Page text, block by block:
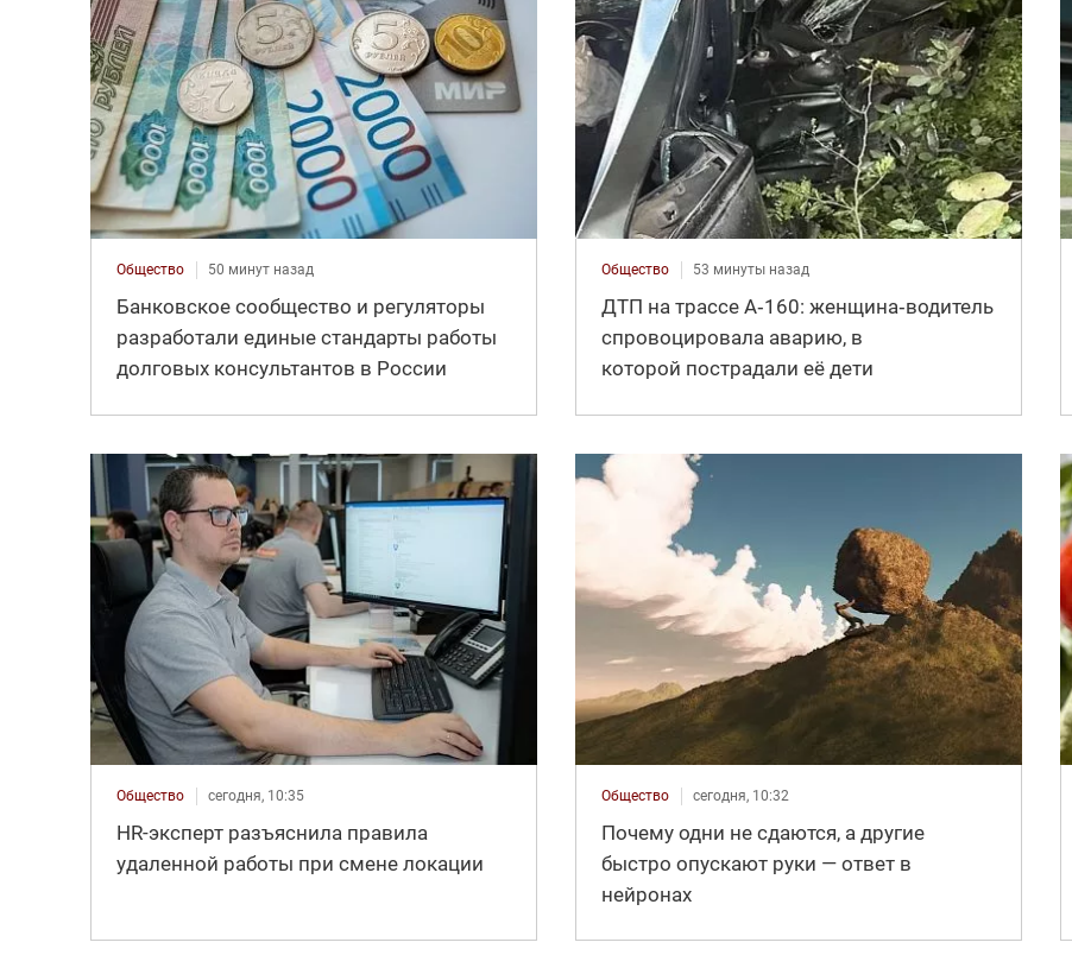
Общество 50 минут назад
Банковское сообщество и регуляторы
разработали единые стандарты работы
долговых консультантов в России
Общество 53 минуты назад
ДТП на трассе А‑160: женщина‑водитель
спровоцировала аварию, в
которой пострадали её дети
Общество сегодня, 10:35
HR-эксперт разъяснила правила
удаленной работы при смене локации
Общество сегодня, 10:32
Почему одни не сдаются, а другие
быстро опускают руки — ответ в
нейронах